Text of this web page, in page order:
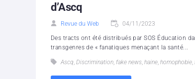
d’Ascq
Revue du Web 04/11/2023
Des tracts ont été distribués par SOS Éducation
transgenres de « fanatiques menaçant la santé...
Ascq, Discrimination, fake news, haine, homophobie,